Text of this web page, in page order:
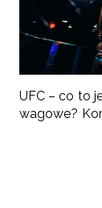
UFC – co to
wagowe?